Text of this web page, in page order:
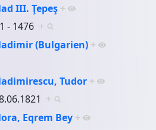
III. Ţepeş +
- 1476 +
(Bulgarien) +
Tudor +
+
Eqrem Bey +